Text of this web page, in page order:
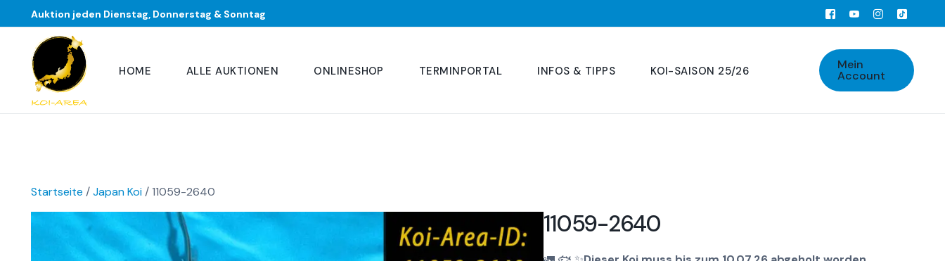
Auktion jeden Dienstag, Donnerstag & Sonntag
HOME ALLE AUKTIONEN ONLINESHOP TERMINPORTAL INFOS & TIPPS KOI-SAISON 25/26 Mein
Account
Startseite /Japan Koi/ 11059-2640
11059-2640